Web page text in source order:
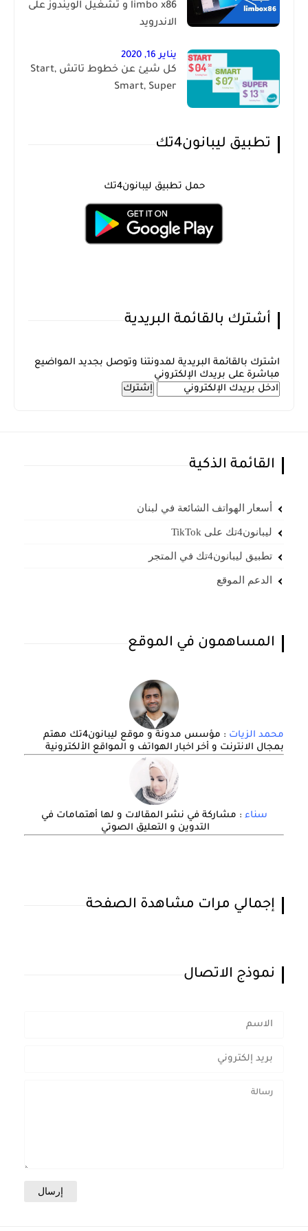
limbo x86 و تشغيل الويندوز على
الاندرويد
يناير 16, 2020
كل شيئ عن خطوط تاتش Start,
Smart, Super
تطبيق ليبانون4تك
حمل تطبيق ليبانون4تك
أشترك بالقائمة البريدية
اشترك بالقائمة البريدية لمدونتنا وتوصل بجديد المواضيع
مباشرة على بريدك الإلكتروني
القائمة الذكية
أسعار الهواتف الشائعة في لبنان
ليبانون4تك على TikTok
تطبيق ليبانون4تك في المتجر
الدعم الموقع
المساهمون في الموقع
محمد الزيات
: مؤسس مدونة و موقع ليبانون4تك مهتم
بمجال الانترنت و أخر اخبار الهواتف و المواقع الألكترونية
سناء : مشاركة في نشر المقالات و لها أهتمامات في
التدوين و التعليق الصوتي
إجمالي مرات مشاهدة الصفحة
نموذج الاتصال